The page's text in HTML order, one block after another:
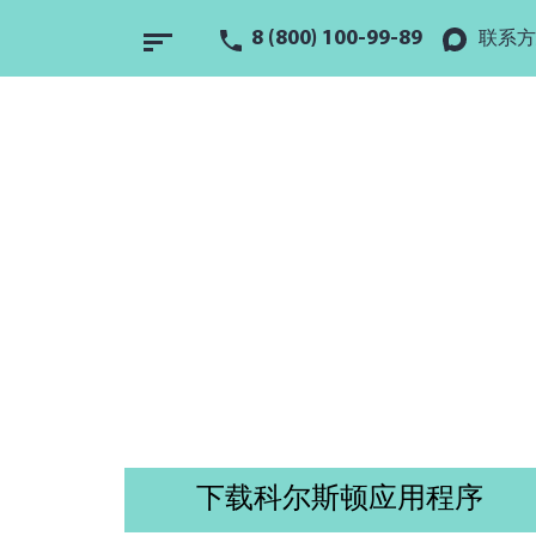
8 (800) 100-99-89 联系
下载科尔斯顿应用程序